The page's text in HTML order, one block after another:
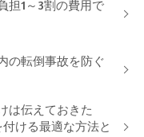
担1～3割の費用で
の転倒事故を防ぐ
は伝えておきた
ける最適な方法と